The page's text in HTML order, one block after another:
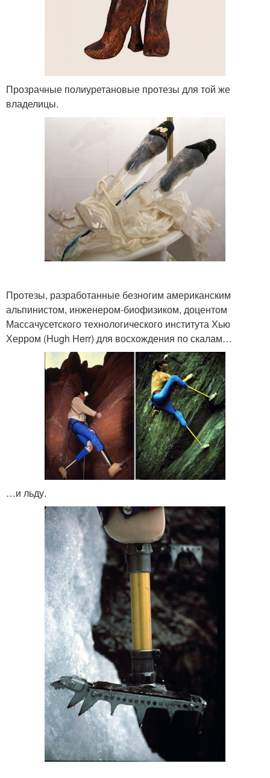
Прозрачные полиуретановые протезы для той же
владелицы.
Протезы, разработанные безногим американским
альпинистом, инженером-биофизиком, доцентом
Массачусетского технологического института Хью
Херром (Hugh Herr) для восхождения по скалам…
…и льду.